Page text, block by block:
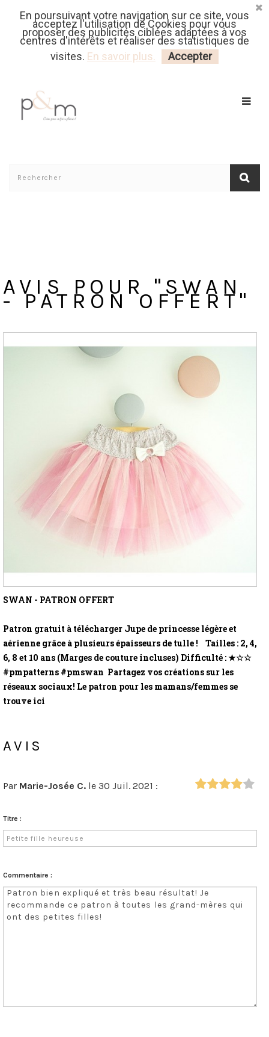
Fr| En Euro | USD
MON PANIER CONNECTEZ-VOUS
AVIS POUR "SWAN
- PATRON OFFERT"
SWAN - PATRON OFFERT
Patron gratuit à télécharger Jupe de princesse légère et
aérienne grâce à plusieurs épaisseurs de tulle ! Tailles : 2, 4,
6, 8 et 10 ans (Marges de couture incluses) Difficulté : ★☆☆
#pmpatterns #pmswan Partagez vos créations sur les
réseaux sociaux! Le patron pour les mamans/femmes se
trouve ici
AVIS
Par Marie-Josée C. le 30 Juil. 2021 :
Titre :
Commentaire :
En poursuivant votre navigation sur ce site, vous
acceptez l'utilisation de Cookies pour vous
proposer des publicités ciblées adaptées à vos
centres d'intérêts et réaliser des statistiques de
visites. En savoir plus. Accepter